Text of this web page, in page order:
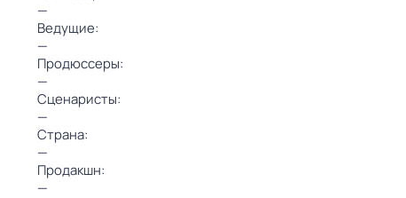
—
Ведущие:
—
Продюссеры:
—
Сценаристы:
—
Страна:
—
Продакшн:
—